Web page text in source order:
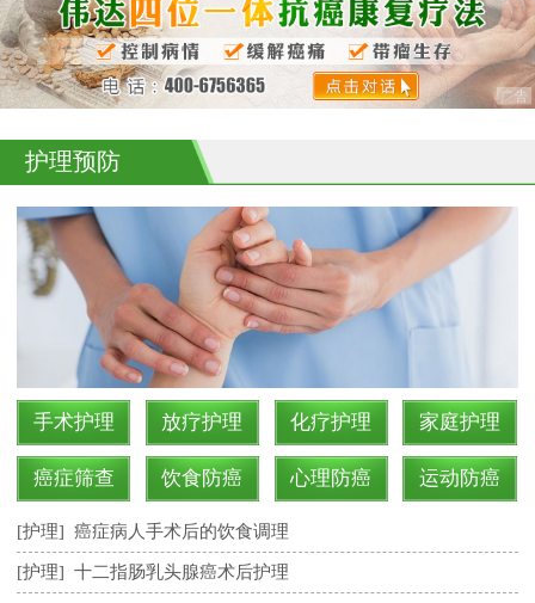
护理预防
手术护理 放疗护理 化疗护理 家庭护理
癌症筛查 饮食防癌 心理防癌 运动防癌
[护理] 癌症病人手术后的饮食调理
[护理] 十二指肠乳头腺癌术后护理